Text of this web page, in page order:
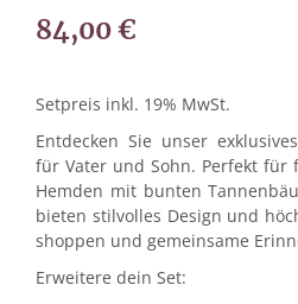
84,00€
Setpreis inkl. 19% MwSt.
Entdecken Sie unser
für Vater und Sohn. Perfekt für
Hemden mit bunten
bieten stilvolles Design und
shoppen und gemeinsame
Erweitere dein Set: